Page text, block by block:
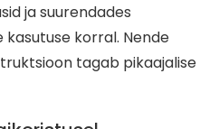
ja suurendades
korral. Nende
tagab pikaajalise